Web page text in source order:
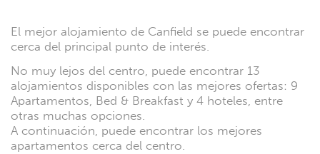
El mejor alojamiento de Canfield se puede encontrar
cerca del principal punto de interés.
No muy lejos del centro, puede encontrar 13
alojamientos disponibles con las mejores ofertas: 9
Apartamentos, Bed & Breakfast y 4 hoteles, entre
otras muchas opciones.
A continuación, puede encontrar los mejores
apartamentos cerca del centro.